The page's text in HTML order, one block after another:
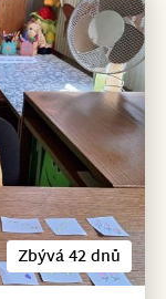
Zbývá 42 dnů